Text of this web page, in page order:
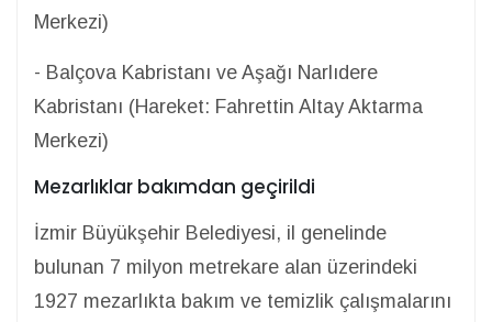
Merkezi)
- Balçova Kabristanı ve Aşağı Narlıdere
Kabristanı (Hareket: Fahrettin Altay Aktarma
Merkezi)
Mezarlıklar bakımdan geçirildi
İzmir Büyükşehir Belediyesi, il genelinde
bulunan 7 milyon metrekare alan üzerindeki
1927 mezarlıkta bakım ve temizlik çalışmalarını